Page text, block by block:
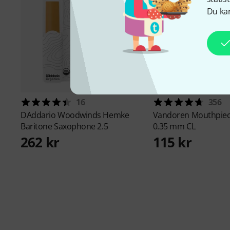
Du
16
DAddario Woodwinds Hemke
Baritone Saxophone 2.5
262 kr
356
Vandoren
0.35 mm CL
115 kr